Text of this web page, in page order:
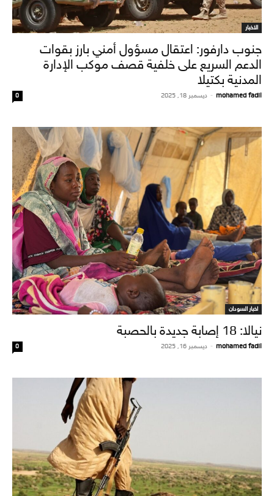
الاخبار
جنوب دارفور: اعتقال مسؤول أمني بارز بقوات
الدعم السريع على خلفية قصف موكب الإدارة
المدنية بكتيلا
mohamed fadil
- ديسمبر 18, 2025 0
اخبار السودان
نيالا: 18 إصابة جديدة بالحصبة
mohamed fadil
- ديسمبر 16, 2025 0